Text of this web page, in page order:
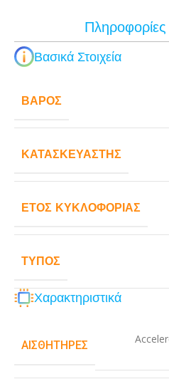
Βασικά Στοιχεία
ΒΆΡΟΣ
ΚΑΤΑΣΚΕΥΑΣΤΉΣ
ΈΤΟΣ ΚΥΚΛΟΦΟΡΊΑΣ
ΤΎΠΟΣ
Χαρακτηριστικά
ΑΙΣΘΗΤΉΡΕΣ